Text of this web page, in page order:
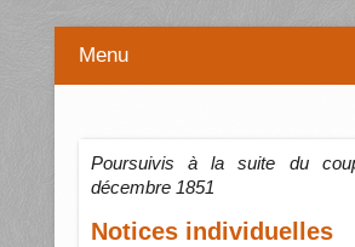
Menu
Poursuivis à la suite du
décembre 1851
Notices individuelles